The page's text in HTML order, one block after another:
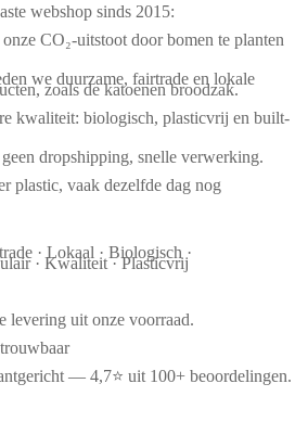
webshop sinds 2015:
CO₂-uitstoot door bomen te planten
we duurzame, fairtrade en lokale
zoals de katoenen broodzak.
kwaliteit: biologisch, plasticvrij en built-
dropshipping, snelle verwerking.
plastic, vaak dezelfde dag nog
· Lokaal · Biologisch ·
· Kwaliteit · Plasticvrij
levering uit onze voorraad.
— 4,7⭐ uit 100+ beoordelingen.